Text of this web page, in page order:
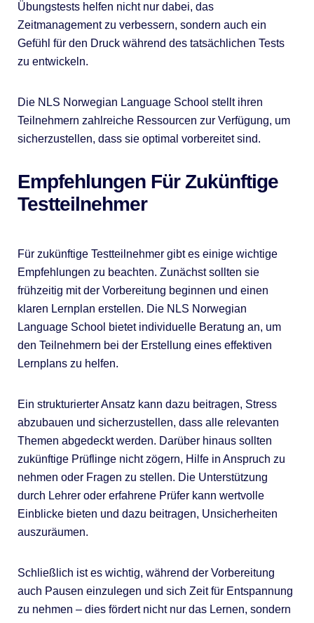
Übungstests helfen nicht nur dabei, das
Zeitmanagement zu verbessern, sondern auch ein
Gefühl für den Druck während des tatsächlichen Tests
zu entwickeln.
Die NLS Norwegian Language School stellt ihren
Teilnehmern zahlreiche Ressourcen zur Verfügung, um
sicherzustellen, dass sie optimal vorbereitet sind.
Empfehlungen Für Zukünftige
Testteilnehmer
Für zukünftige Testteilnehmer gibt es einige wichtige
Empfehlungen zu beachten. Zunächst sollten sie
frühzeitig mit der Vorbereitung beginnen und einen
klaren Lernplan erstellen. Die NLS Norwegian
Language School bietet individuelle Beratung an, um
den Teilnehmern bei der Erstellung eines effektiven
Lernplans zu helfen.
Ein strukturierter Ansatz kann dazu beitragen, Stress
abzubauen und sicherzustellen, dass alle relevanten
Themen abgedeckt werden. Darüber hinaus sollten
zukünftige Prüflinge nicht zögern, Hilfe in Anspruch zu
nehmen oder Fragen zu stellen. Die Unterstützung
durch Lehrer oder erfahrene Prüfer kann wertvolle
Einblicke bieten und dazu beitragen, Unsicherheiten
auszuräumen.
Schließlich ist es wichtig, während der Vorbereitung
auch Pausen einzulegen und sich Zeit für Entspannung
zu nehmen – dies fördert nicht nur das Lernen, sondern